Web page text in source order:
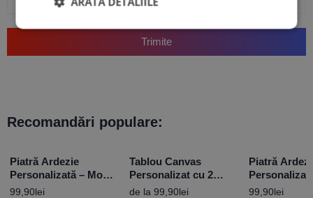
Trimite
Recomandări populare:
Piatră Ardezie
Personalizată – Mom
you are my hero
99,90lei
Tablou Canvas
Personalizat cu 2
poze și mesaj
de la99,90lei
Piatră
poză și text
99,90lei